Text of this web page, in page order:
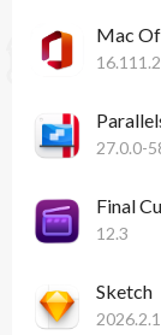
提供支持。
• Vue
项目（包括
限制。
和 Astro 文
Mac
16.111.2
27.0.0-
Final
12.3
Sketch
2026.2.1